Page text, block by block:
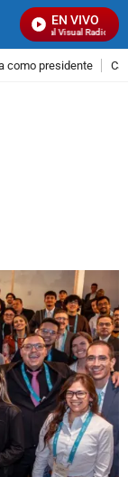
EN VIVO
Señal Visual Radio
como presidente